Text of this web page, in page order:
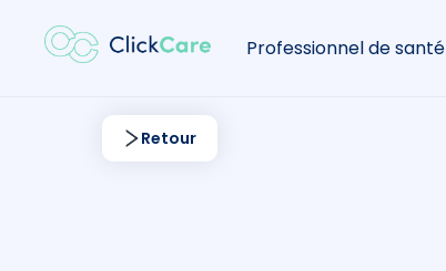
Professionnel de santé
Retour